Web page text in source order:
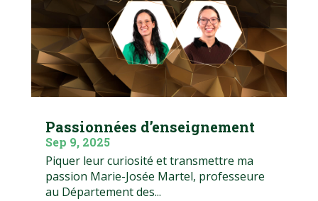
Passionnées d’enseignement
Sep 9, 2025
Piquer leur curiosité et transmettre ma
passion Marie-Josée Martel, professeure
au Département des...